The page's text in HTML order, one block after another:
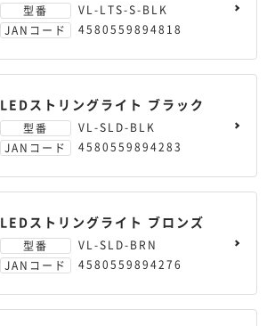
型番
VL-LTS-S-BLK
JANコード
4580559894818
LEDストリングライト ブラック
型番
VL-SLD-BLK
JANコード
4580559894283
LEDストリングライト ブロンズ
型番
VL-SLD-BRN
JANコード
4580559894276